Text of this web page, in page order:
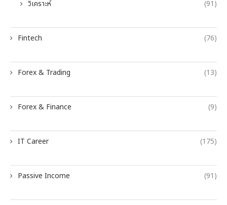
วิเคราะห์ (91)
Fintech (76)
Forex & Trading (13)
Forex & Finance (9)
IT Career (175)
Passive Income (91)